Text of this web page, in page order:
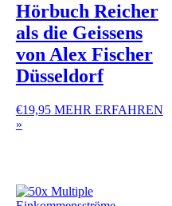
Hörbuch Reicher
als die Geissens
von Alex Fischer
Düsseldorf
€19,95 MEHR ERFAHREN
»